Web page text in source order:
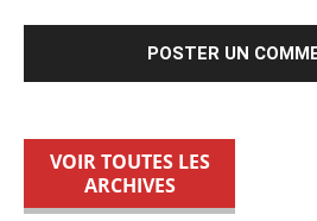
VOIR TOUTES LES
ARCHIVES